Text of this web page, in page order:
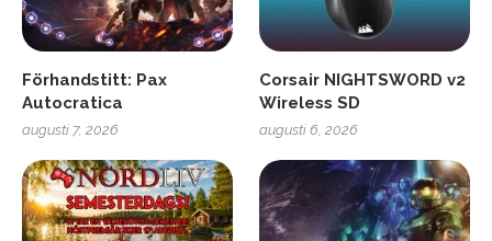
Förhandstitt: Pax
Autocratica
augusti 7, 2026
Corsair NIGHTSWORD v2
Wireless SD
augusti 6, 2026